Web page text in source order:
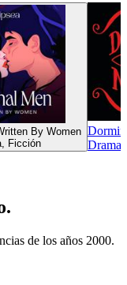
By Women
Ficción
Dormir
de los años 2000.